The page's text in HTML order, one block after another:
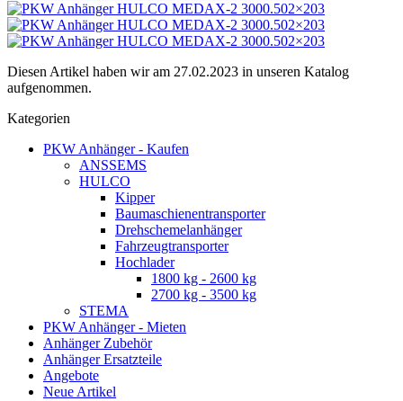
Diesen Artikel haben wir am 27.02.2023 in unseren Katalog
aufgenommen.
Kategorien
PKW Anhänger - Kaufen
ANSSEMS
HULCO
Kipper
Baumaschienentransporter
Drehschemelanhänger
Fahrzeugtransporter
Hochlader
1800 kg - 2600 kg
2700 kg - 3500 kg
STEMA
PKW Anhänger - Mieten
Anhänger Zubehör
Anhänger Ersatzteile
Angebote
Neue Artikel